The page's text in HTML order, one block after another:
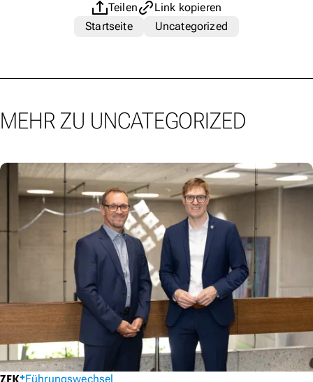
Teilen
Link kopieren
Startseite
Uncategorized
MEHR ZU UNCATEGORIZED
Führungswechsel